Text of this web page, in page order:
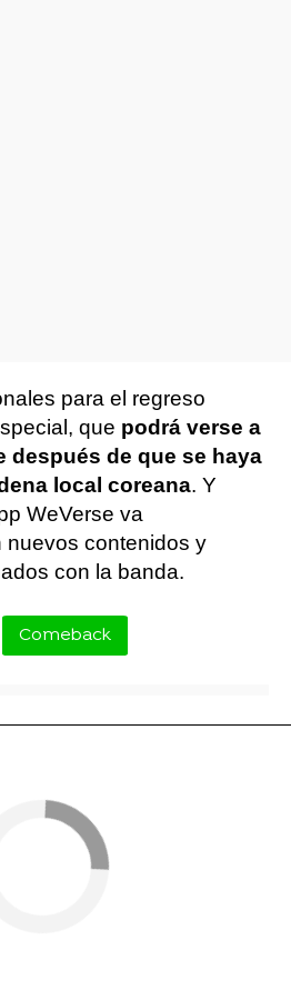
para el regreso
que podrá verse a
después de que se haya
local coreana. Y
WeVerse va
contenidos y
con la banda.
Comeback